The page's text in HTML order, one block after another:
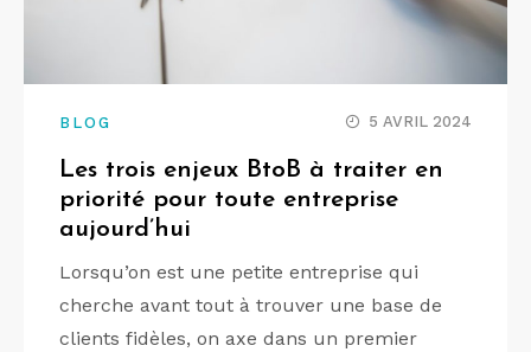
BLOG 5 AVRIL 2024
Les trois enjeux BtoB à traiter en
priorité pour toute entreprise
aujourd’hui
Lorsqu’on est une petite entreprise qui
cherche avant tout à trouver une base de
clients fidèles, on axe dans un premier